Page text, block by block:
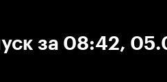
за 08:42,